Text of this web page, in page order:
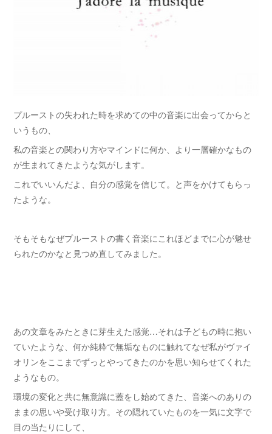
プルーストの失われた時を求めての中の音楽に出会ってからと
いうもの、
私の音楽との関わり方やマインドに何か、より一層確かなもの
が生まれてきたような気がします。
これでいいんだよ、自分の感覚を信じて。と声をかけてもらっ
たような。
そもそもなぜプルーストの書く音楽にこれほどまでに心が魅せ
られたのかなと見つめ直してみました。
あの文章をみたときに芽生えた感覚…それは子どもの時に抱い
ていたような、何か純粋で無垢なものに触れてなぜ私がヴァイ
オリンをここまでずっとやってきたのかを思い知らせてくれた
ようなもの。
環境の変化と共に無意識に蓋をし始めてきた、音楽へのありの
ままの思いや受け取り方。その隠れていたものを一気に文字で
目の当たりにして、